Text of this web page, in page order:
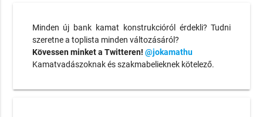
Minden új bank kamat konstrukcióról érdekli? Tudni
szeretne a toplista minden változásáról?
Kövessen minket a Twitteren! @jokamathu
Kamatvadászoknak és szakmabelieknek kötelező.